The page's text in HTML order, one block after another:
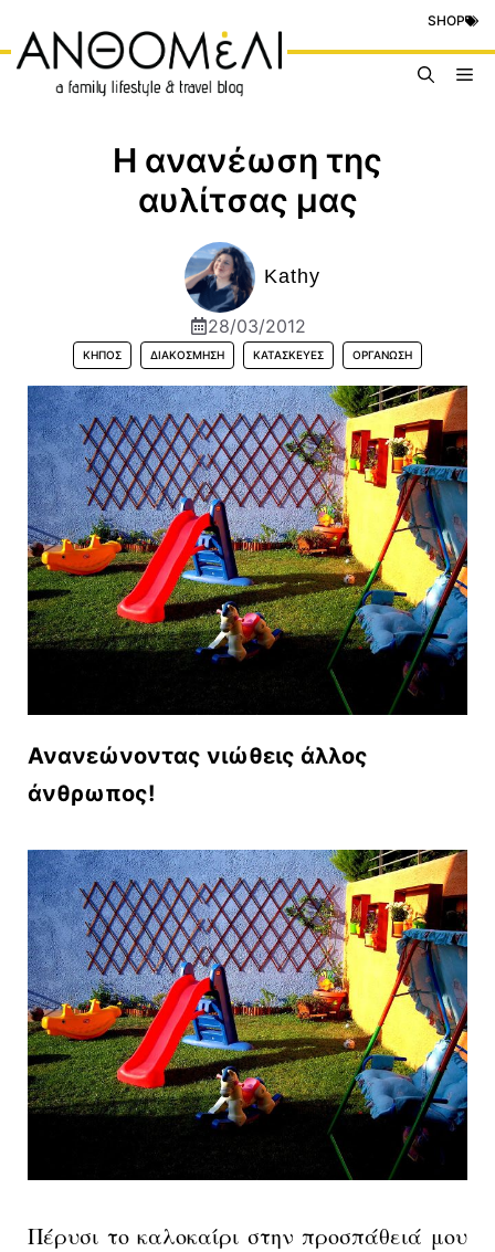
περιεχόμενο
SHOP
Η ανανέωση της
αυλίτσας μας
Kathy
28/03/2012
ΚΉΠΟΣ ΔΙΑΚΌΣΜΗΣΗ ΚΑΤΑΣΚΕΥΈΣ ΟΡΓΆΝΩΣΗ
Ανανεώνοντας νιώθεις άλλος
άνθρωπος!
Πέρυσι το καλοκαίρι στην προσπάθειά μου